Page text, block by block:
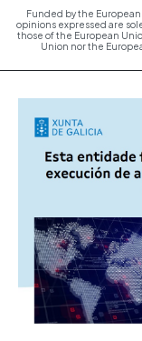
Funded by the
opinions expressed are
those of the European
Union nor the